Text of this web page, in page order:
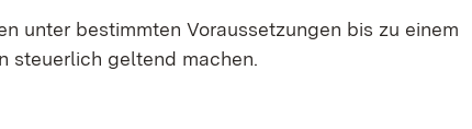
unter bestimmten Voraussetzungen bis zu einem
steuerlich geltend machen.